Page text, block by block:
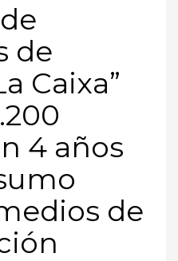
de
Caixa”
4 años
de